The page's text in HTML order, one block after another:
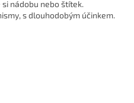
nádobu nebo štítek.
s dlouhodobým účinkem.